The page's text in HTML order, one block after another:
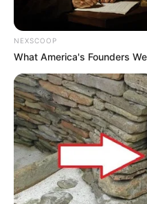
19:09 / 06 Avqust 2026
Şəxs məcburi
—Vəkildən
72
NEXSCOOP
What America's Founders